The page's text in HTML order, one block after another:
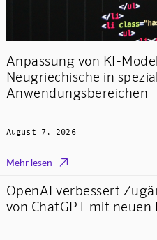
Anpassung von KI-
Neugriechische in
Anwendungsbereichen
August 7, 2026
Mehr lesen 
OpenAI verbessert
von ChatGPT mit neuen